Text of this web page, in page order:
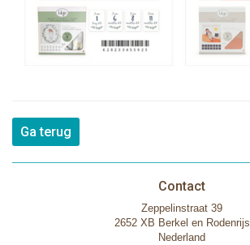
Ga terug
Contact
Zeppelinstraat 39
2652 XB Berkel en Rodenrijs
Nederland